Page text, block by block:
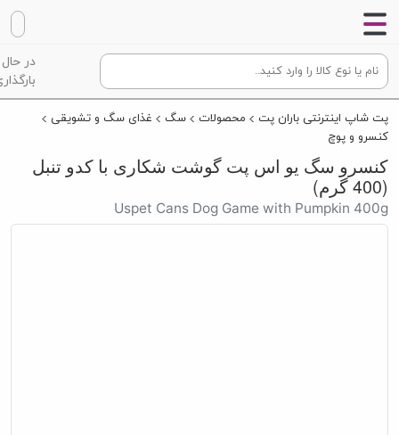
در حال
پت شاپ اینترنتی باران پت محصولات سگ
غذای سگ و تشویقی
کنسرو و پوچ
کنسرو سگ یو اس پت گوشت شکاری با کدو تنبل
(400 گرم)
Uspet Cans Dog Game with Pumpkin 400g